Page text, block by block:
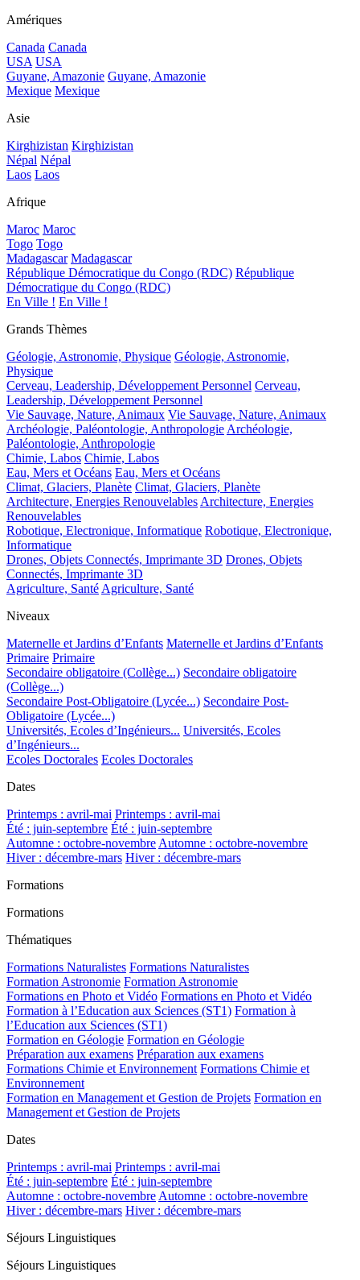
Amériques
Canada Canada
USA USA
Guyane, Amazonie Guyane, Amazonie
Mexique Mexique
Asie
Kirghizistan Kirghizistan
Népal Népal
Laos Laos
Afrique
Maroc Maroc
Togo Togo
Madagascar Madagascar
République Démocratique du Congo (RDC) République
Démocratique du Congo (RDC)
En Ville ! En Ville !
Grands Thèmes
Géologie, Astronomie, Physique Géologie, Astronomie,
Physique
Cerveau, Leadership, Développement Personnel Cerveau,
Leadership, Développement Personnel
Vie Sauvage, Nature, Animaux Vie Sauvage, Nature, Animaux
Archéologie, Paléontologie, Anthropologie Archéologie,
Paléontologie, Anthropologie
Chimie, Labos Chimie, Labos
Eau, Mers et Océans Eau, Mers et Océans
Climat, Glaciers, Planète Climat, Glaciers, Planète
Architecture, Energies Renouvelables Architecture, Energies
Renouvelables
Robotique, Electronique, Informatique Robotique, Electronique,
Informatique
Drones, Objets Connectés, Imprimante 3D Drones, Objets
Connectés, Imprimante 3D
Agriculture, Santé Agriculture, Santé
Niveaux
Maternelle et Jardins d’Enfants Maternelle et Jardins d’Enfants
Primaire Primaire
Secondaire obligatoire (Collège...) Secondaire obligatoire
(Collège...)
Secondaire Post-Obligatoire (Lycée...) Secondaire Post-
Obligatoire (Lycée...)
Universités, Ecoles d’Ingénieurs... Universités, Ecoles
d’Ingénieurs...
Ecoles Doctorales Ecoles Doctorales
Dates
Printemps : avril-mai Printemps : avril-mai
Été : juin-septembre Été : juin-septembre
Automne : octobre-novembre Automne : octobre-novembre
Hiver : décembre-mars Hiver : décembre-mars
Formations
Formations
Thématiques
Formations Naturalistes Formations Naturalistes
Formation Astronomie Formation Astronomie
Formations en Photo et Vidéo Formations en Photo et Vidéo
Formation à l’Education aux Sciences (ST1) Formation à
l’Education aux Sciences (ST1)
Formation en Géologie Formation en Géologie
Préparation aux examens Préparation aux examens
Formations Chimie et Environnement Formations Chimie et
Environnement
Formation en Management et Gestion de Projets Formation en
Management et Gestion de Projets
Dates
Printemps : avril-mai Printemps : avril-mai
Été : juin-septembre Été : juin-septembre
Automne : octobre-novembre Automne : octobre-novembre
Hiver : décembre-mars Hiver : décembre-mars
Séjours Linguistiques
Séjours Linguistiques